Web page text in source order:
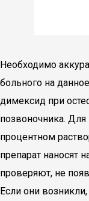
Необходимо
больного на
димексид при
позвоночника.
процентном
препарат наносят
проверяют, не
Если они